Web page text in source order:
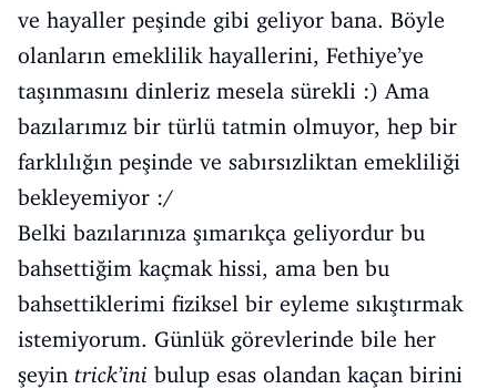
ve hayaller peşinde gibi geliyor bana. Böyle
olanların emeklilik hayallerini, Fethiye’ye
taşınmasını dinleriz mesela sürekli :) Ama
bazılarımız bir türlü tatmin olmuyor, hep bir
farklılığın peşinde ve sabırsızliktan emekliliği
bekleyemiyor :/
Belki bazılarınıza şımarıkça geliyordur bu
bahsettiğim kaçmak hissi, ama ben bu
bahsettiklerimi fiziksel bir eyleme sıkıştırmak
istemiyorum. Günlük görevlerinde bile her
şeyin trick’ini bulup esas olandan kaçan birini